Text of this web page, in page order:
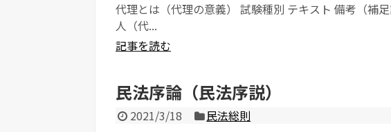
代理とは（代理の意義） 試験種別 テキスト 備考（補
人（代...
記事を読む
民法序論（民法序説）
2021/3/18
民法総則